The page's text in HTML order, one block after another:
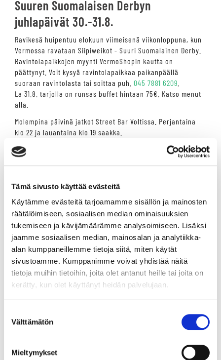
Tämä sivusto käyttää evästeitä
Käytämme evästeitä tarjoamamme sisällön ja mainosten
räätälöimiseen, sosiaalisen median ominaisuuksien
tukemiseen ja kävijämäärämme analysoimiseen. Lisäksi
jaamme sosiaalisen median, mainosalan ja analytiikka-
alan kumppaneillemme tietoja siitä, miten käytät
sivustoamme. Kumppanimme voivat yhdistää näitä
tietoja muihin tietoihin, joita olet antanut heille tai joita on
kerätty, kun olet käyttänyt heidän palvelujaan.
valinta
Välttämätön
Mieltymykset
Suuren Suomalaisen Derbyn
juhlapäivät 30.-31.8.
Ravikesä huipentuu elokuun viimeisenä viikonloppuna, kun
Vermossa ravataan Siipiweikot - Suuri Suomalainen Derby.
Ravintolapaikkojen myynti VermoShopin kautta on
päättynyt. Voit kysyä ravintolapaikkaa paikanpäällä
suoraan ravintolasta tai soittaa puh. 045 7881 6209
La 31.8. tarjolla on runsas buffet hintaan 75€. Katso menut
alla.
Molempina päivinä jatkot Street Bar Voltissa. Perjantaina
klo 22 ja lauantaina klo 19 saakka.
La 31.8. pääsyliput edullisemmin ennakkoon
Aluelippu, aikuinen:18 €(ovelta23 €)
Käsiohjelma6 €(vain paikan päältä)
Alennusryhmät ovat: eläkeläiset, SHKL-kortti, opiskelijat,
invalidit, työttömät, varushenkilöt. Oikeus alennukseen
osoitettava.
Vapaa sisäänpääsy: Vermon kausikortilla, Suomen
Hippoksen kausikortilla sekä alle 18-vuotiaat ja ravinuorten
jäsenet.
Lapsiperheille ohjelmaa perjantaina
30.8. ja lauantaina 31.8.